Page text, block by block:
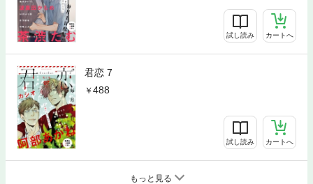
試し読み カートへ
君恋 7
488
試し読み カートへ
もっと見る